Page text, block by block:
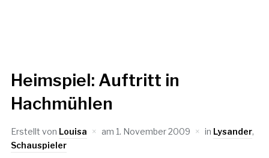
Heimspiel: Auftritt in
Hachmühlen
Erstellt von Louisa am 1. November 2009 in Lysander,
Schauspieler